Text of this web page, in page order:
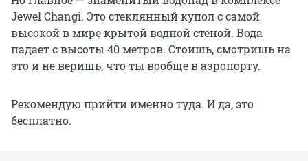
Jewel Changi. Это стеклянный купол с самой
высокой в мире крытой водной стеной. Вода
падает с высоты 40 метров. Стоишь, смотришь на
это и не веришь, что ты вообще в аэропорту.
Рекомендую прийти именно туда. И да, это
бесплатно.